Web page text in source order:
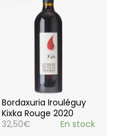
Bordaxuria Irouléguy
Kixka Rouge 2020
32,50€ En stock